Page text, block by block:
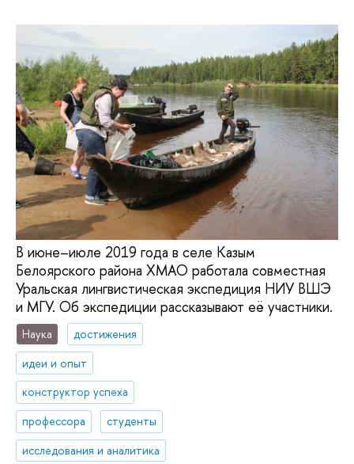
В июне–июле 2019 года в селе Казым
Белоярского района ХМАО работала совместная
Уральская лингвистическая экспедиция НИУ ВШЭ
и МГУ. Об экспедиции рассказывают её участники.
Наука
достижения
идеи и опыт
конструктор успеха
профессора
студенты
исследования и аналитика